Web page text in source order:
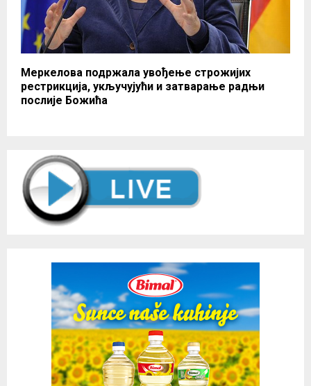
Меркелова подржала увођење строжијих
рестрикција, укључујући и затварање радњи
послије Божића